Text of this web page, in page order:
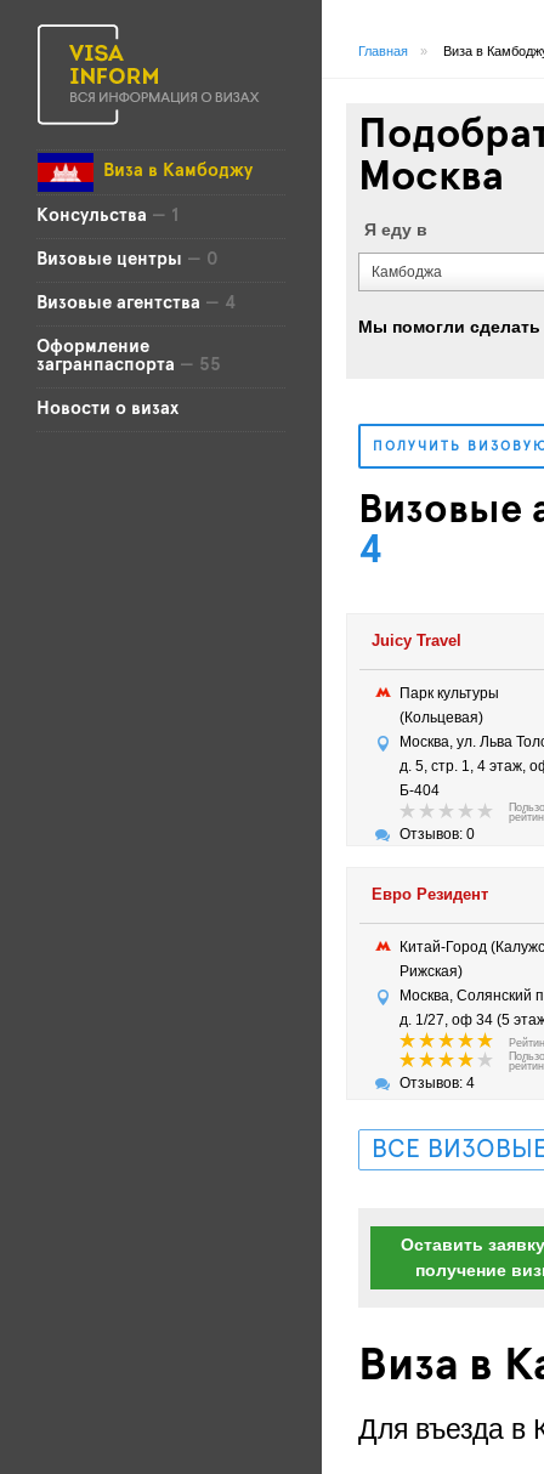
Виза в Камбоджу
Консульства — 1
Визовые центры — 0
Визовые агентства — 4
Оформление
загранпаспорта — 55
Новости о визах
Главная » Виза в
Москва
Я еду в
Камбоджа
Мы помогли
ПОЛУЧИТЬ
Визовые
4
Juicy Travel
Парк культуры
(Кольцевая)
Москва, ул. Льва
д. 5, стр. 1, 4 этаж,
Б-404
Отзывов: 0
Евро Резидент
Китай-Город
Рижская)
Москва, Солянский
д. 1/27, оф 34 (5
Отзывов: 4
ВСЕ
Оставить
получение
Виза в
Для въезда в